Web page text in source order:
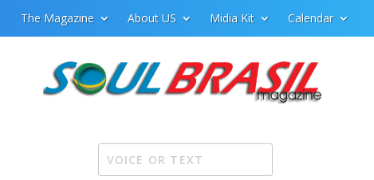
The Magazine About US Midia Kit Calendar